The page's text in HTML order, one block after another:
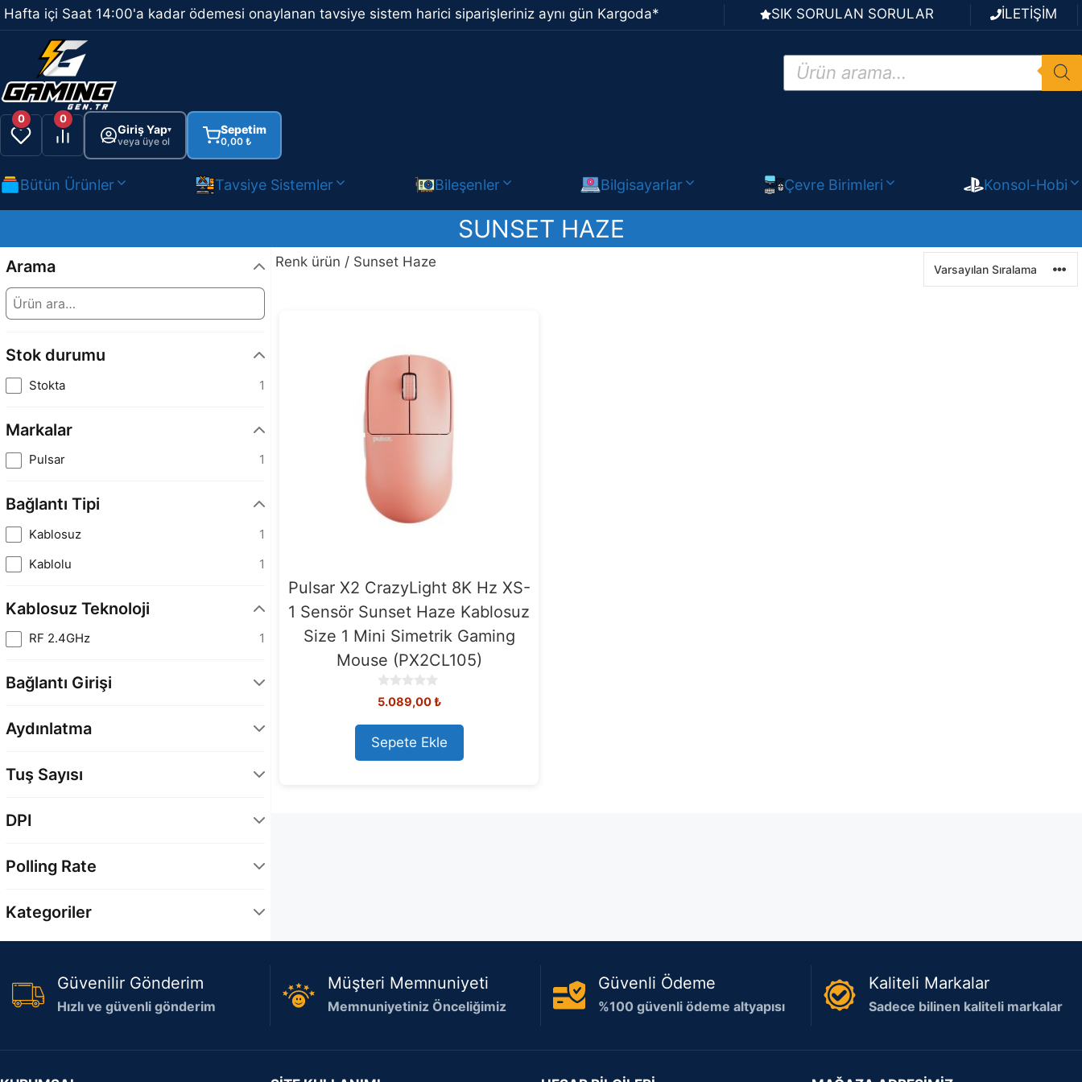
İçeriğe
atla
Hafta içi Saat 14:00'a kadar ödemesi onaylanan tavsiye sistem harici siparişleriniz aynı gün Kargoda* SIK SORULAN SORULAR İLETİŞİM
Products
search
0 0
Giriş Yap▾
veya üye ol
Sepetim
0,00 ₺
Bütün Ürünler Tavsiye Sistemler Bileşenler Bilgisayarlar Çevre Birimleri Konsol-Hobi
SUNSET HAZE
Renk ürün / Sunset Haze
Pulsar X2 CrazyLight 8K Hz XS-
1 Sensör Sunset Haze Kablosuz
Size 1 Mini Simetrik Gaming
Mouse (PX2CL105)
0
o
u
t
5.089,00₺
Sepete Ekle
Arama
Stok durumu
Stokta 1
Markalar
Pulsar 1
Bağlantı Tipi
Kablosuz
1
Kablolu
1
Kablosuz Teknoloji
RF 2.4GHz 1
Bağlantı Girişi
Aydınlatma
Tuş Sayısı
DPI
Polling Rate
8000 Hz
Kategoriler
Çevre Birimleri
1
Güvenilir Gönderim
Hızlı ve güvenli gönderim
Müşteri Memnuniyeti
Memnuniyetiniz Önceliğimiz
Güvenli Ödeme
%100 güvenli ödeme altyapısı
Kaliteli Markalar
Sadece bilinen kaliteli markalar